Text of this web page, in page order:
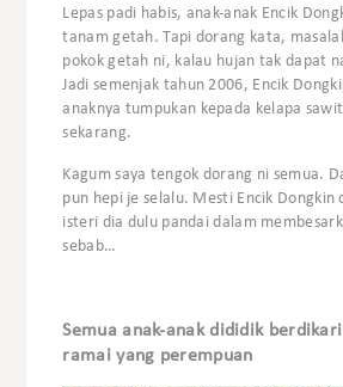
Lepas padi habis, anak-anak Encik
tanam getah. Tapi dorang kata,
pokok getah ni, kalau hujan tak dapat
Jadi semenjak tahun 2006, Encik
anaknya tumpukan kepada kelapa
sekarang.
Kagum saya tengok dorang ni semua.
pun hepi je selalu. Mesti Encik Dongkin
isteri dia dulu pandai dalam
sebab…
Semua anak-anak dididik
ramai yang perempuan